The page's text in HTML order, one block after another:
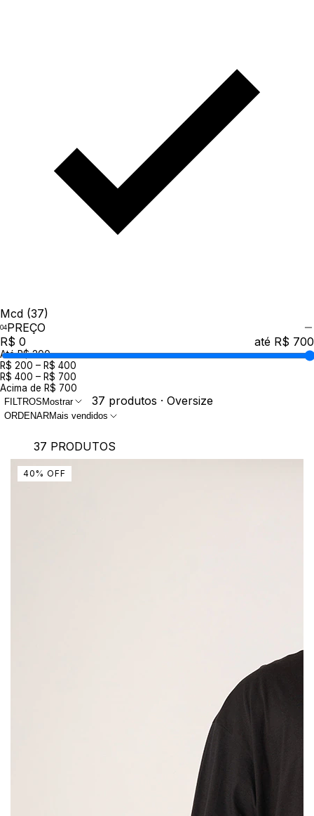
Mcd (37)
PREÇO
R$ 0
até R$ 700
Até R$ 200
R$ 200 – R$ 400
R$ 400 – R$ 700
Acima de R$ 700
FILTROS Mostrar 37 produtos · Oversize
ORDENARMais vendidos
37 PRODUTOS
40 % OFF